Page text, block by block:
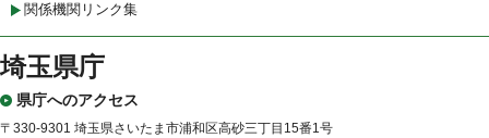
関係機関リンク集
埼玉県庁
県庁へのアクセス
〒330-9301 埼玉県さいたま市浦和区高砂三丁目15番1号